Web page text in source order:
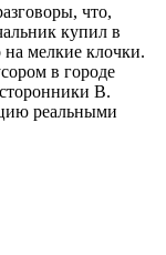
что,
купил в
на мелкие клочки.
в городе
В.
реальными